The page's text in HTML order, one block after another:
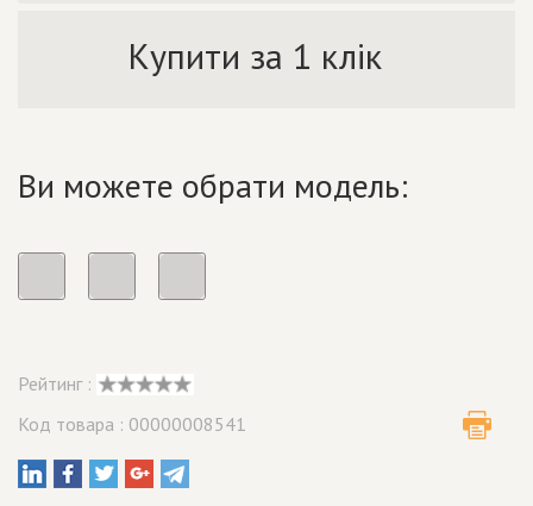
Купити за 1 клік
Ви можете обрати модель:
Рейтинг :
Код товара : 00000008541